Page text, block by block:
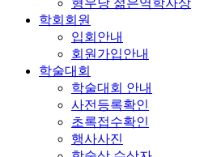
학회회원
입회안내
회원가입안내
학술대회
학술대회 안내
사전등록확인
초록접수확인
행사사진